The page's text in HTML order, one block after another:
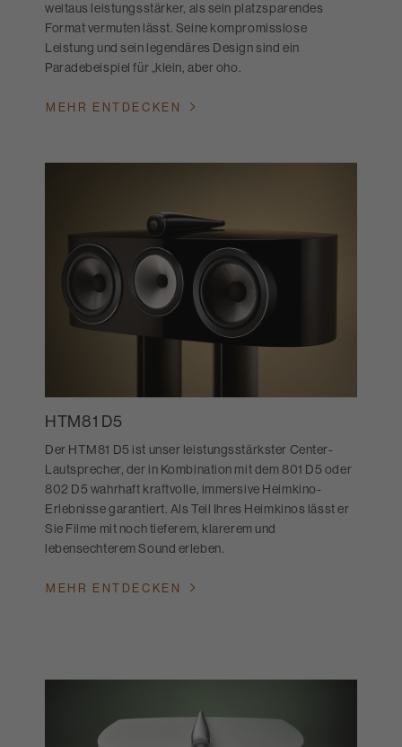
weitaus leistungsstärker, als sein platzsparendes
Format vermuten lässt. Seine kompromisslose
Leistung und sein legendäres Design sind ein
Paradebeispiel für „klein, aber oho.
MEHR ENTDECKEN
HTM81 D5
Der HTM81 D5 ist unser leistungsstärkster Center-
Lautsprecher, der in Kombination mit dem 801 D5 oder
802 D5 wahrhaft kraftvolle, immersive Heimkino-
Erlebnisse garantiert. Als Teil Ihres Heimkinos lässt er
Sie Filme mit noch tieferem, klarerem und
lebensechterem Sound erleben.
MEHR ENTDECKEN